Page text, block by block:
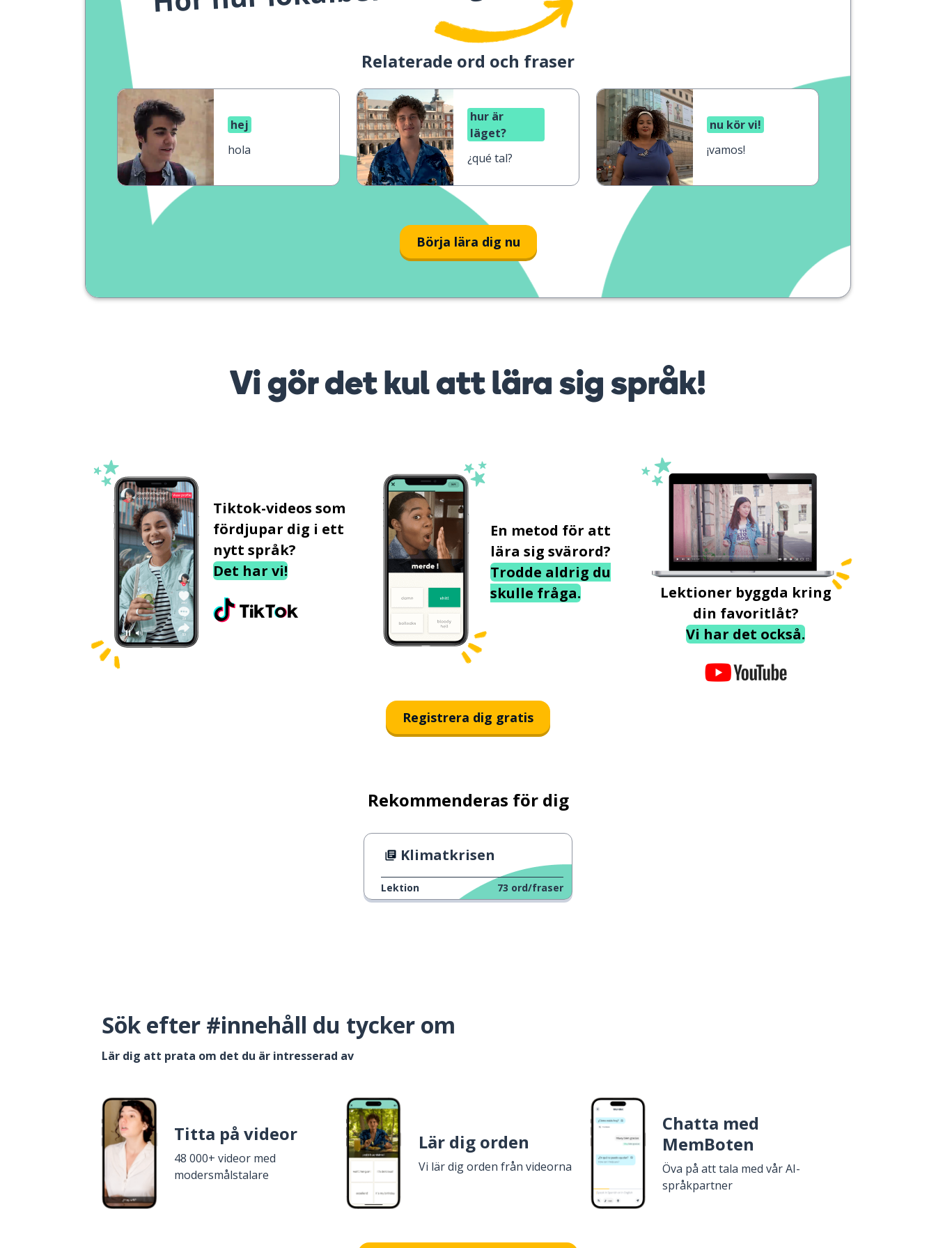
Relaterade ord och fraser
hej
hola
hur är
läget?
¿qué tal?
nu kör vi!
¡vamos!
Börja lära dig nu
Vi gör det kul att lära sig språk!
Tiktok-videos som
fördjupar dig i ett
nytt språk?
Det har vi!
En metod för att
lära sig svärord?
Trodde aldrig du
skulle fråga.
Lektioner byggda kring
din favoritlåt?
Vi har det också.
Registrera dig gratis
Rekommenderas för dig
Klimatkrisen
Lektion 73 ord/fraser
Sök efter #innehåll du tycker om
Lär dig att prata om det du är intresserad av
Titta på videor
48 000+ videor med
modersmålstalare
Lär dig orden
Vi lär dig orden från videorna
Chatta med
MemBoten
Öva på att tala med vår AI-
språkpartner